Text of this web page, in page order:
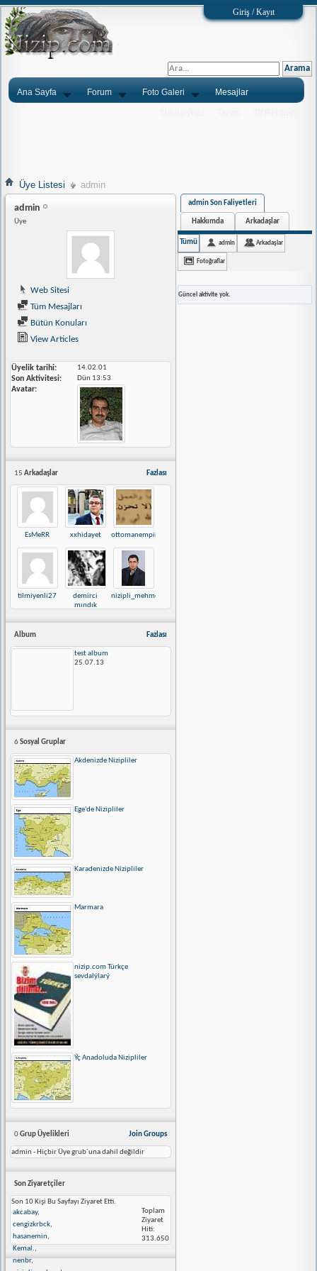
Giriş / Kayıt
Ana Sayfa Forum Foto Galeri Mesajlar
Üye Listesi admin
admin
Üye
Web Sitesi
Tüm Mesajları
Bütün Konuları
View Articles
Üyelik tarihi 14.02.01
Son Aktivitesi Dün 13:53
Avatar
Fazlası
15 Arkadaşlar
EsMeRR xxhidayet ottomanempire
tilmiyenli27
demirci
mındık
nizipli_mehmet
Fazlası
Album
test album
25.07.13
6Sosyal Gruplar
Akdenizde Nizipliler
Ege'de Nizipliler
Karadenizde Nizipliler
Marmara
nizip.com Türkçe
sevdalýlarý
Ýç Anadoluda Nizipliler
Join Groups
0Grup Üyelikleri
admin - Hiçbir Üye grub´una dahil değildir
Son Ziyaretçiler
Son 10 Kişi Bu Sayfayı Ziyaret Etti.
akcabay,
cengizkrbck,
hasanemin,
Kemal.,
nenbr,
Toplam
Ziyaret
Hiti:
313.650
admin Son Faliyetleri
Hakkımda Arkadaşlar
Tümü admin Arkadaşlar
Fotoğraflar
Güncel aktivite yok.